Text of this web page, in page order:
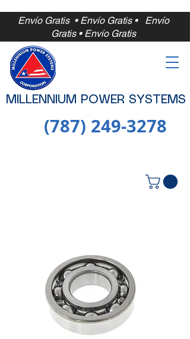
MILLENNIUM POWER SYSTEMS
(787) 249-3278
Envío Gratis • Envío Gratis •
Envío
Gratis • Envío Gratis